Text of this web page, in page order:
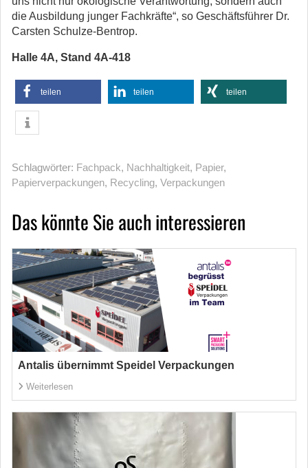
die Ausbildung junger Fachkräfte“, so Geschäftsführer Dr.
Carsten Schulze-Bentrop.
Halle 4A, Stand 4A-418
teilen teilen teilen
Schlagwörter: Fachpack, Nachhaltigkeit, Papier,
Papierverpackungen, Recycling, Verpackungen
Das könnte Sie auch interessieren
Antalis übernimmt Speidel Verpackungen
Weiterlesen